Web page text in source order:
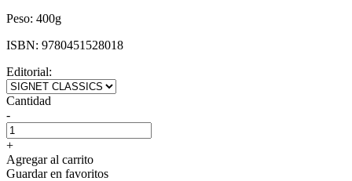
Peso: 400g
ISBN: 9780451528018
Editorial:
Cantidad
-
+
Agregar al carrito
Guardar en favoritos